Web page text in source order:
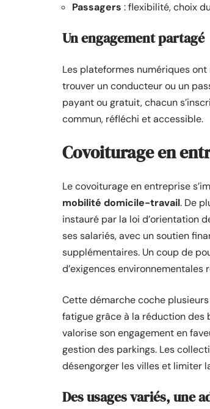
Passagers : flexibilité, choix
Un engagement partagé
Les plateformes numériques
trouver un conducteur ou un
payant ou gratuit, chacun
commun, réfléchi et accessible.
Covoiturage en
Le covoiturage en entreprise
mobilité domicile-travail. De
instauré par la loi d’orientation
ses salariés, avec un soutien
supplémentaires. Un coup de
d’exigences environnementales
Cette démarche coche
fatigue grâce à la réduction des
valorise son engagement en
gestion des parkings. Les
désengorger les villes et limiter
Des usages variés, une